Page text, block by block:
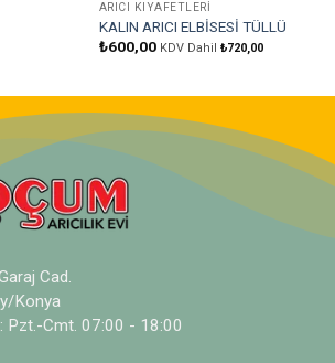
ARICI KIYAFETLERI
KALIN ARICI ELBİSESİ TÜLLÜ
₺600,00 KDV Dahil ₺720,00
Cad.
Konya
Pzt.-Cmt. 07:00 - 18:00